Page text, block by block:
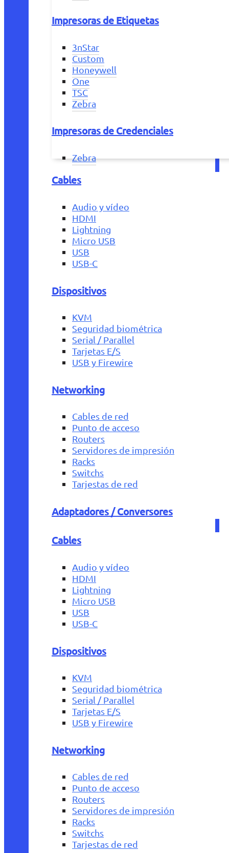
Impresoras de Etiquetas
3nStar
Custom
Honeywell
One
TSC
Zebra
Impresoras de Credenciales
Zebra
Cables
Audio y vídeo
HDMI
Lightning
Micro USB
USB
USB-C
Dispositivos
KVM
Seguridad biométrica
Serial / Parallel
Tarjetas E/S
USB y Firewire
Networking
Cables de red
Punto de acceso
Routers
Servidores de impresión
Racks
Switchs
Tarjestas de red
Adaptadores / Conversores
Cables
Audio y vídeo
HDMI
Lightning
Micro USB
USB
USB-C
Dispositivos
KVM
Seguridad biométrica
Serial / Parallel
Tarjetas E/S
USB y Firewire
Networking
Cables de red
Punto de acceso
Routers
Servidores de impresión
Racks
Switchs
Tarjestas de red